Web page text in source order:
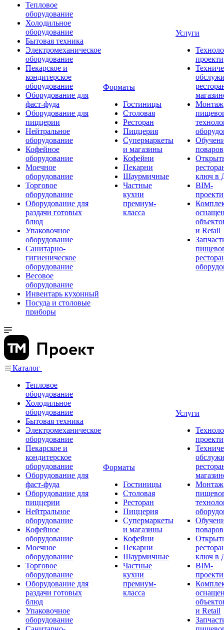
Тепловое
оборудование
Холодильное
оборудование
Бытовая техника
Электромеханическое
оборудование
Пекарское и
кондитерское
оборудование
Оборудование для
фаст-фуда
Оборудование для
пиццерии
Нейтральное
оборудование
Кофейное
оборудование
Моечное
оборудование
Торговое
оборудование
Оборудование для
раздачи готовых
блюд
Упаковочное
оборудование
Санитарно-
гигиеническое
оборудование
Весовое
оборудование
Инвентарь кухонный
Посуда и столовые
приборы
Форматы
Гостиницы
Столовая
Ресторан
Пиццерия
Супермаркеты
и магазины
Кофейни
Пекарни
Шаурмичные
Частные
кухни
премиум-
класса
Услуги
Монтаж
поваров
ключ в
BIM-
и Retail
Каталог
Тепловое
оборудование
Холодильное
оборудование
Бытовая техника
Электромеханическое
оборудование
Пекарское и
кондитерское
оборудование
Оборудование для
фаст-фуда
Оборудование для
пиццерии
Нейтральное
оборудование
Кофейное
оборудование
Моечное
оборудование
Торговое
оборудование
Оборудование для
раздачи готовых
блюд
Упаковочное
оборудование
Форматы
Гостиницы
Столовая
Ресторан
Пиццерия
Супермаркеты
и магазины
Кофейни
Пекарни
Шаурмичные
Частные
кухни
премиум-
класса
Услуги
Монтаж
поваров
ключ в
BIM-
и Retail